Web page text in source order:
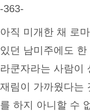
-363-
아직 미개한 채 로
있던 남미주에도
라쿤자라는 사람이
재림이 가까웠다는
를 하지 아니할 수